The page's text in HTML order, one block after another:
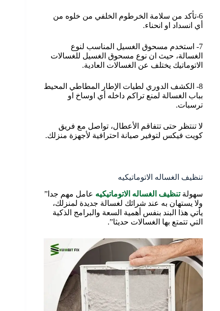
6-تأكد من سلامة الخرطوم الخلفي من خلوه من
أي انسداد او انحناء.
7- استخدم مسحوق الغسيل المناسب لنوع
الغسالة، حيث ان نوع مسحوق الغسيل للغسالات
الاتوماتيك يختلف عن الغسالات العادية.
8- الكشف الدوري لطيات الإطار المطاطي المحيط
بباب الغسالة لمنع تراكم داخله أي اوساخ او
ترسبات.
لا تنتظر حتى تتفاقم الأعطال، تواصل مع فريق
كويت فيكس لتوفير صيانة احترافية لأجهزة منزلك.
تنظيف الغساله الاتوماتيكيه
سهولةتنظيف الغساله الاتوماتيكيه عامل مهم جدا”
ولا يستهان به عند شرائك لغسالة جديدة لمنزلك،
يأتي هذا البند بنفس أهمية السعة والبرامج الذكية
التي تتمتع بها الغسالات حديثا”.